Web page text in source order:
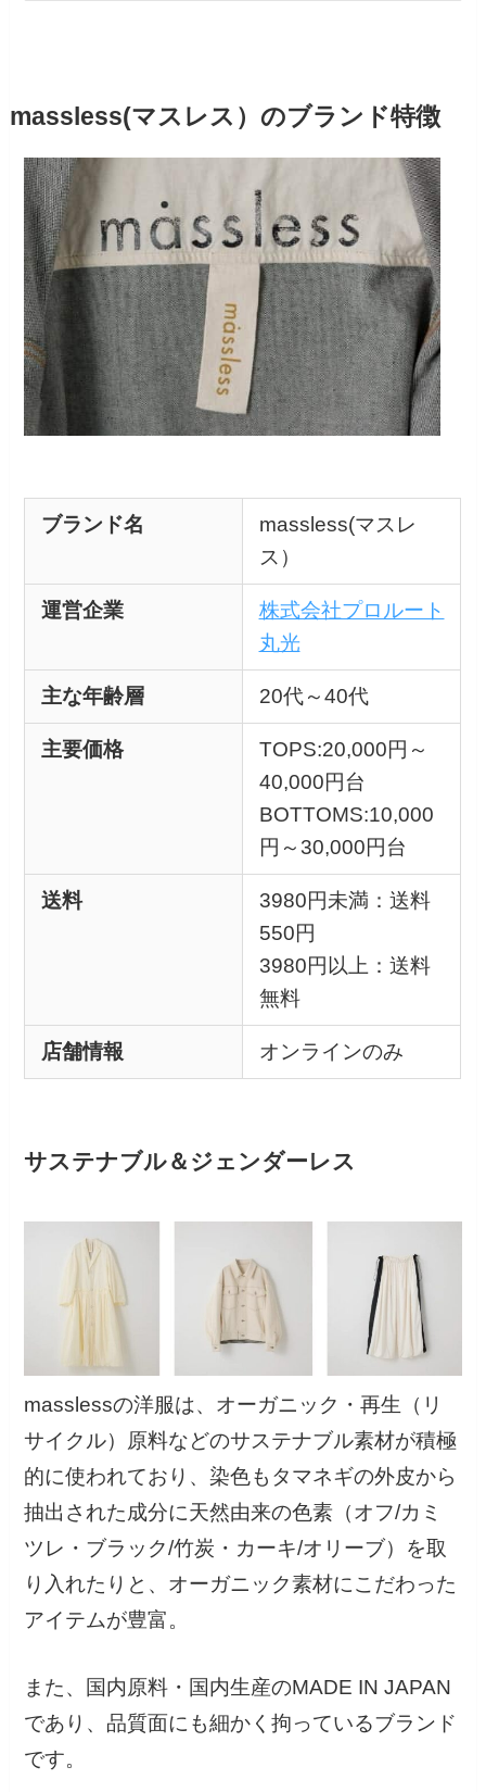
massless(マスレス）のブランド特徴
ブランド名
massless(マスレ
ス）
運営企業
株式会社プロルート
丸光
主な年齢層 20代～40代
主要価格
TOPS:20,000円～
40,000円台
BOTTOMS:10,000
円～30,000円台
送料
3980円未満：送料
550円
3980円以上：送料
無料
店舗情報 オンラインのみ
サステナブル＆ジェンダーレス
masslessの洋服は、オーガニック・再生（リ
サイクル）原料などのサステナブル素材が積極
的に使われており、染色もタマネギの外皮から
抽出された成分に天然由来の色素（オフ/カミ
ツレ・ブラック/竹炭・カーキ/オリーブ）を取
り入れたりと、オーガニック素材にこだわった
アイテムが豊富。
また、国内原料・国内生産のMADE IN JAPAN
であり、品質面にも細かく拘っているブランド
です。